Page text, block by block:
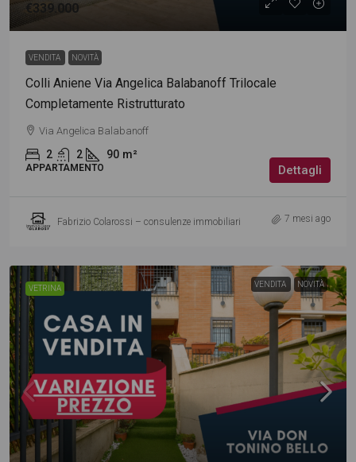
€339.000
VENDITA NOVITÀ
Colli Aniene Via Angelica Balabanoff Trilocale
Completamente Ristrutturato
Via Angelica Balabanoff
2 2 90 m²
APPARTAMENTO Dettagli
Fabrizio Colarossi – consulenze immobiliari 7 mesi ago
VETRINA VENDITA NOVITÀ